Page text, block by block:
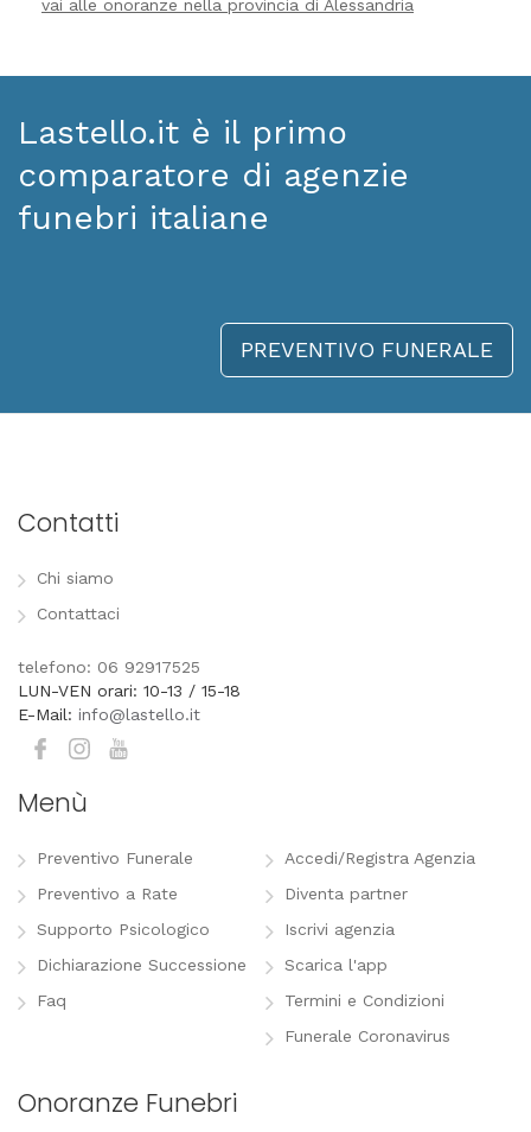
vai alle onoranze nella provincia di Alessandria
Lastello.it è il primo
comparatore di agenzie
funebri italiane
PREVENTIVO FUNERALE
Contatti
Chi siamo
Contattaci
telefono: 06 92917525
LUN-VEN orari: 10-13 / 15-18
E-Mail: info@lastello.it
Menù
Preventivo Funerale
Preventivo a Rate
Supporto Psicologico
Dichiarazione Successione
Faq
Accedi/Registra Agenzia
Diventa partner
Iscrivi agenzia
Scarica l'app
Termini e Condizioni
Funerale Coronavirus
Onoranze Funebri